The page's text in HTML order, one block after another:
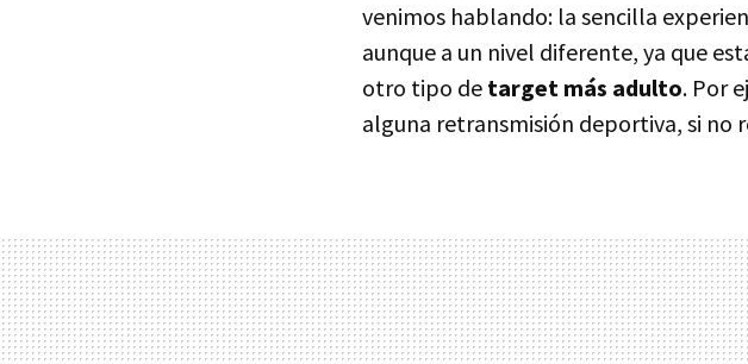
venimos hablando: la sencilla
aunque a un nivel diferente, ya que
otro tipo de target más adulto. Por
alguna retransmisión deportiva, si no